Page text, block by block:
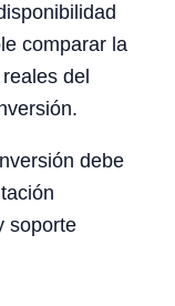
comparar la
del
debe
soporte